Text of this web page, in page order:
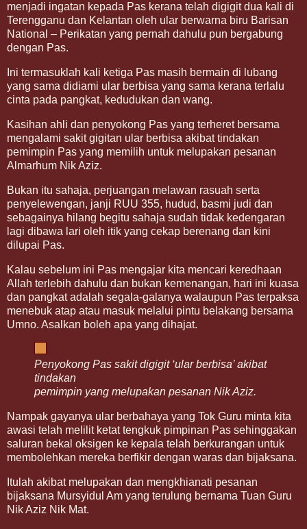
menjadi ingatan kepada Pas kerana telah digigit dua kali di
Terengganu dan Kelantan oleh ular berwarna biru Barisan
National – Perikatan yang pernah dahulu pun bergabung
dengan Pas.
Ini termasuklah kali ketiga Pas masih bermain di lubang
yang sama didiami ular berbisa yang sama kerana terlalu
cinta pada pangkat, kedudukan dan wang.
Kasihan ahli dan penyokong Pas yang terheret bersama
mengalami sakit gigitan ular berbisa akibat tindakan
pemimpin Pas yang memilih untuk melupakan pesanan
Almarhum Nik Aziz.
Bukan itu sahaja, perjuangan melawan rasuah serta
penyelewengan, janji RUU 355, hudud, basmi judi dan
sebagainya hilang begitu sahaja sudah tidak kedengaran
lagi dibawa lari oleh itik yang cekap berenang dan kini
dilupai Pas.
Kalau sebelum ini Pas mengajar kita mencari keredhaan
Allah terlebih dahulu dan bukan kemenangan, hari ini kuasa
dan pangkat adalah segala-galanya walaupun Pas terpaksa
menebuk atap atau masuk melalui pintu belakang bersama
Umno. Asalkan boleh apa yang dihajat.
Penyokong Pas sakit digigit ‘ular berbisa’ akibat
tindakan
pemimpin yang melupakan pesanan Nik Aziz.
Nampak gayanya ular berbahaya yang Tok Guru minta kita
awasi telah melilit ketat tengkuk pimpinan Pas sehinggakan
saluran bekal oksigen ke kepala telah berkurangan untuk
membolehkan mereka berfikir dengan waras dan bijaksana.
Itulah akibat melupakan dan mengkhianati pesanan
bijaksana Mursyidul Am yang terulung bernama Tuan Guru
Nik Aziz Nik Mat.